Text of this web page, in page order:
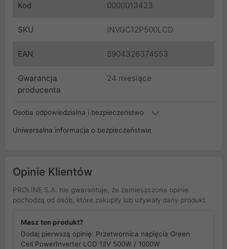
Kod 0000013423
SKU INVGC12P500LCD
EAN 5904326374553
Gwarancja
producenta
24 miesiące
Osoba odpowiedzialna i bezpieczeństwo
Uniwersalna informacja o bezpieczeństwie
Opinie Klientów
PROLINE S.A. nie gwarantuje, że zamieszczone opinie
pochodzą od osób, które zakupiły lub używały dany produkt.
Masz ten produkt?
Dodaj pierwszą opinię: Przetwornica napięcia Green
Cell PowerInverter LCD 12V 500W / 1000W